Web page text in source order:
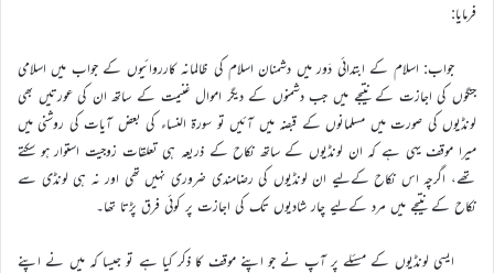
فرمایا:
جواب: اسلام کے ابتدائی دَور میں دشمنان اسلام کی ظالمانہ کارروائیوں کے جواب میں اسلامی
جنگوں کی اجازت کے نتیجے میں جب دشمنوں کے دیگر اموال غنیمت کے ساتھ ان کی عورتیں بھی
لونڈیوں کی صورت میں مسلمانوں کے قبضہ میں آئیں تو سورۃ النساء کی بعض آیات کی روشنی میں
میرا موقف یہی ہے کہ ان لونڈیوں کے ساتھ نکاح کے ذریعہ ہی تعلقات زوجیت استوار ہو سکتے
تھے، اگرچہ اس نکاح کےلیے ان لونڈیوں کی رضامندی ضروری نہیں تھی اور نہ ہی لونڈی سے
نکاح کے نتیجے میں مرد کےلیے چار شادیوں تک کی اجازت پر کوئی فرق پڑتا تھا۔
ایسی لونڈیوں کے مسئلے پر آپ نے جو اپنے موقف کا ذکر کیا ہے تو جیسا کہ میں نے اپنے